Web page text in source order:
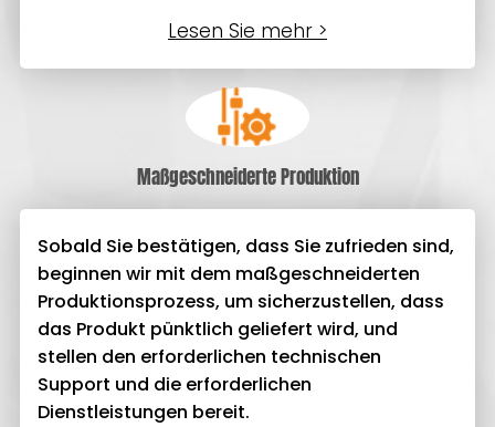
Lesen Sie mehr >
Maßgeschneiderte Produktion
Sobald Sie bestätigen, dass Sie zufrieden sind,
beginnen wir mit dem maßgeschneiderten
Produktionsprozess, um sicherzustellen, dass
das Produkt pünktlich geliefert wird, und
stellen den erforderlichen technischen
Support und die erforderlichen
Dienstleistungen bereit.